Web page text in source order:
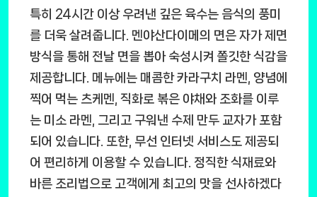
특히 24시간 이상 우려낸 깊은 육수는 음식의 풍미
를 더욱 살려줍니다. 멘야산다이메의 면은 자가 제면
방식을 통해 전날 면을 뽑아 숙성시켜 쫄깃한 식감을
제공합니다. 메뉴에는 매콤한 카라구치 라멘, 양념에
찍어 먹는 츠케멘, 직화로 볶은 야채와 조화를 이루
는 미소 라멘, 그리고 구워낸 수제 만두 교자가 포함
되어 있습니다. 또한, 무선 인터넷 서비스도 제공되
어 편리하게 이용할 수 있습니다. 정직한 식재료와
바른 조리법으로 고객에게 최고의 맛을 선사하겠다